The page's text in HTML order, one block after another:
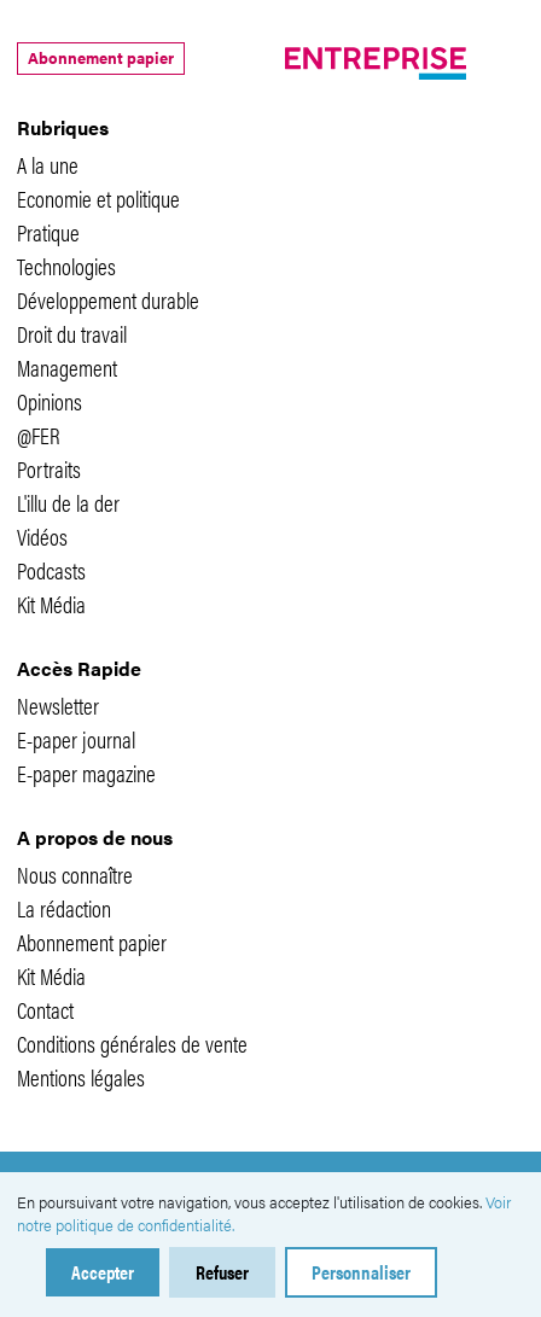
Rubriques
A la une
Economie et politique
Pratique
Technologies
Développement durable
Droit du travail
Management
Opinions
@FER
Portraits
L'illu de la der
Vidéos
Podcasts
Kit Média
Accès Rapide
Newsletter
E-paper journal
E-paper magazine
A propos de nous
Nous connaître
La rédaction
Abonnement papier
Kit Média
Contact
Conditions générales de vente
Mentions légales
Abonnement papier
SUIVEZ-NOUS
En poursuivant votre navigation, vous acceptez l'utilisation de cookies.Voir
notre politique de confidentialité.
Accepter Refuser Personnaliser